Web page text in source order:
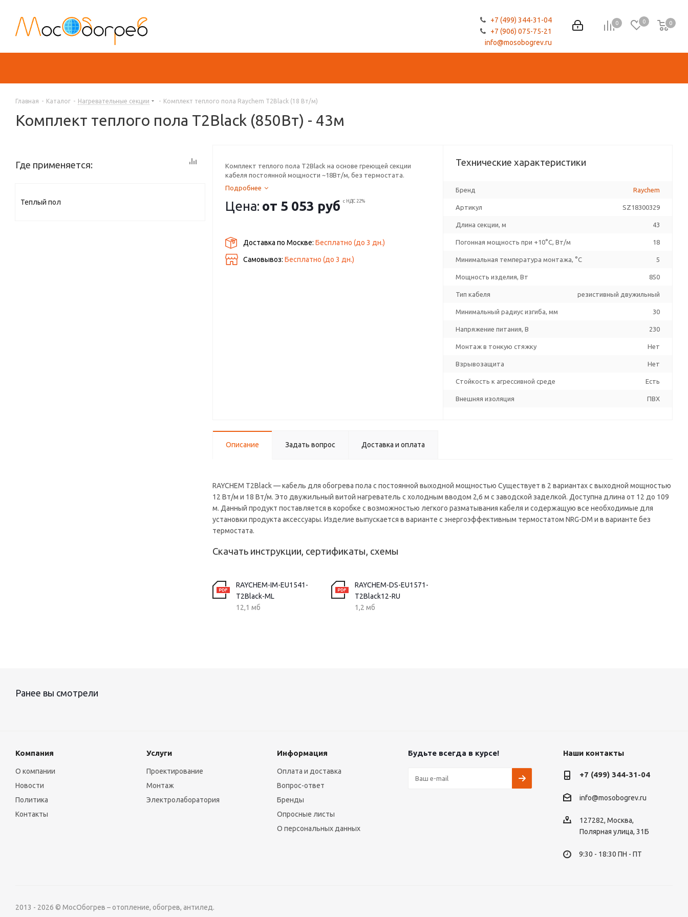
0 0 0
0
+7 (499) 344-31-04
+7 (906) 075-75-21
info@mosobogrev.ru
Главная - Каталог - Нагревательные секции - Комплект теплого пола Raychem T2Black (18 Вт/м)
Комплект теплого пола T2Black (850Вт) - 43м
Комплект теплого пола T2Black на основе греющей секции
кабеля постоянной мощности ~18Вт/м, без термостата.
Подробнее
Цена: от 5 053 руб с НДС 22%
Доставка по Москве:Бесплатно (до3 дн.)
Самовывоз:Бесплатно (до3 дн.)
Технические характеристики
Бренд Raychem
Артикул SZ18300329
Длина секции, м 43
Погонная мощность при +10°С, Вт/м 18
Минимальная температура монтажа, °C 5
Мощность изделия, Вт 850
Тип кабеля резистивный двужильный
Минимальный радиус изгиба, мм 30
Напряжение питания, В 230
Монтаж в тонкую стяжку Нет
Взрывозащита Нет
Стойкость к агрессивной среде Есть
Внешняя изоляция ПВХ
Описание Задать вопрос Доставка и оплата
RAYCHEM T2Black — кабель для обогрева пола с постоянной выходной мощностью Существует в 2 вариантах с выходной мощностью
12 Вт/м и 18 Вт/м. Это двужильный витой нагреватель с холодным вводом 2,6 м с заводской заделкой. Доступна длина от 12 до 109
м. Данный продукт поставляется в коробке с возможностью легкого разматывания кабеля и содержащую все необходимые для
установки продукта аксессуары. Изделие выпускается в варианте с энергоэффективным термостатом NRG-DM и в варианте без
термостата.
Скачать инструкции, сертификаты, схемы
RAYCHEM-IM-EU1541-
T2Black-ML
12,1 мб
RAYCHEM-DS-EU1571-
T2Black12-RU
1,2 мб
Где применяется:
Теплый пол
Ранее вы смотрели
Компания
О компании
Новости
Политика
Контакты
Услуги
Проектирование
Монтаж
Электролаборатория
Информация
Оплата и доставка
Вопрос-ответ
Бренды
Опросные листы
О персональных данных
Будьте всегда в курсе! Наши контакты
+7 (499) 344-31-04
info@mosobogrev.ru
127282, Москва,
Полярная улица, 31Б
9:30 - 18:30 ПН - ПТ
2013 - 2026 © МосОбогрев – отопление, обогрев, антилед.